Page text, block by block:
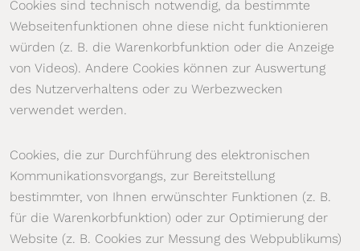
Cookies sind technisch notwendig, da bestimmte
Webseitenfunktionen ohne diese nicht funktionieren
würden (z. B. die Warenkorbfunktion oder die Anzeige
von Videos). Andere Cookies können zur Auswertung
des Nutzerverhaltens oder zu Werbezwecken
verwendet werden.
Cookies, die zur Durchführung des elektronischen
Kommunikationsvorgangs, zur Bereitstellung
bestimmter, von Ihnen erwünschter Funktionen (z. B.
für die Warenkorbfunktion) oder zur Optimierung der
Website (z. B. Cookies zur Messung des Webpublikums)